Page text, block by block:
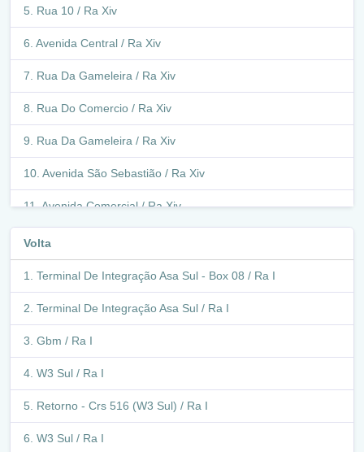
Rua 10 / Ra Xiv
Avenida Central / Ra Xiv
Rua Da Gameleira / Ra Xiv
Rua Do Comercio / Ra Xiv
Rua Da Gameleira / Ra Xiv
Avenida São Sebastião / Ra Xiv
Avenida Comercial / Ra Xiv
Avenida São Sebastião / Ra Xiv
Q 200 - Q 300 / Ra Xiv
Avenida São Sebastião / Ra Xiv
Avenida Dos Eucaliptos / Ra Xiv
Avenida São Sebastião / Ra Xiv
Avenida Dos Eucaliptos / Ra Xiv
Df - 463 / Ra Xiv
Volta
Terminal De Integração Asa Sul - Box 08 / Ra I
Terminal De Integração Asa Sul / Ra I
Gbm / Ra I
W3 Sul / Ra I
Retorno - Crs 516 (W3 Sul) / Ra I
W3 Sul / Ra I